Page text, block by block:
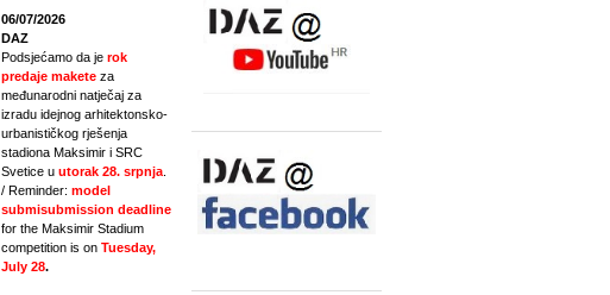
06/07/2026
DAZ
Podsjećamo da je rok
predaje makete za
međunarodni natječaj za
izradu idejnog arhitektonsko-
urbanističkog rješenja
stadiona Maksimir i SRC
Svetice u utorak 28. srpnja
/ Reminder: model
submisubmission deadline
for the Maksimir Stadium
competition is on Tuesday,
July 28.